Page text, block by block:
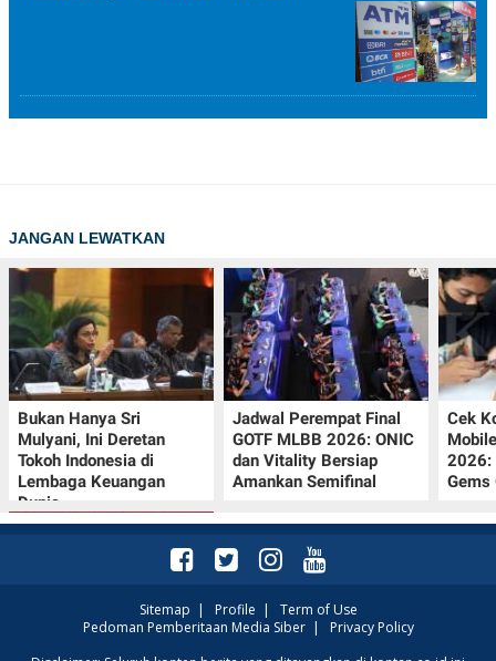
JANGAN LEWATKAN
Bukan Hanya Sri
Mulyani, Ini Deretan
Tokoh Indonesia di
Lembaga Keuangan
Dunia
Jadwal Perempat Final
GOTF MLBB 2026: ONIC
dan Vitality Bersiap
Amankan Semifinal
Cek
2026:
Gems
Sitemap | Profile | Term of Use
Pedoman Pemberitaan Media Siber| Privacy Policy